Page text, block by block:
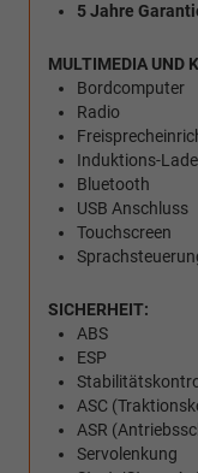
5 Jahre
MULTIMEDIA UND
Bordcomputer
Radio
Induktions-
Bluetooth
USB Anschluss
Touchscreen
SICHERHEIT:
ABS
ESP
ASC
ASR
Servolenkung